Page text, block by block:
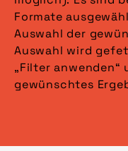
Formate
Auswahl der
Auswahl wird
„Filter anwenden“
gewünschtes